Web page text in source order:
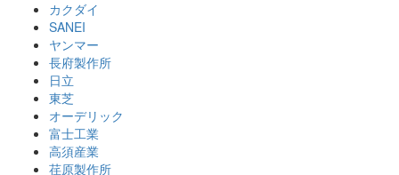
カクダイ
SANEI
ヤンマー
長府製作所
日立
東芝
オーデリック
富士工業
高須産業
荏原製作所